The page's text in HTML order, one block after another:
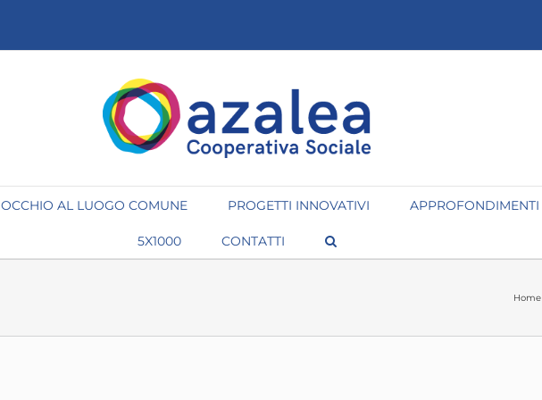
OCCHIO AL LUOGO COMUNE PROGETTI INNOVATIVI APPROFONDIMENTI
5X1000 CONTATTI
Home